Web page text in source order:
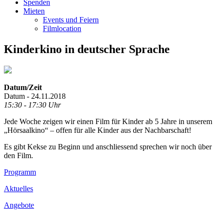
Spenden
Mieten
Events und Feiern
Filmlocation
Kinderkino in deutscher Sprache
Datum/Zeit
Datum - 24.11.2018
15:30 - 17:30 Uhr
Jede Woche zeigen wir einen Film für Kinder ab 5 Jahre in unserem
„Hörsaalkino“ – offen für alle Kinder aus der Nachbarschaft!
Es gibt Kekse zu Beginn und anschliessend sprechen wir noch über
den Film.
Footer
Inhalt
Programm
Aktuelles
Angebote